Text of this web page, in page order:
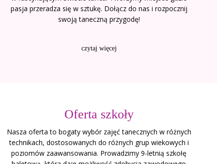
pasja przeradza się w sztukę. Dołącz do nas i rozpocznij
swoją taneczną przygodę!
czytaj więcej
Oferta szkoły
Nasza oferta to bogaty wybór zajęć tanecznych w różnych
technikach, dostosowanych do różnych grup wiekowych i
poziomów zaawansowania. Prowadzimy 9-letnią szkołę